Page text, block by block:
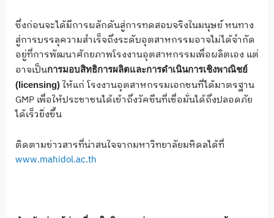
ซึ่งก่อนจะได้มีการผลักดันสู่การทดสอบจริงในมนุษย์ หนทาง
สู่การบรรลุความสำเร็จถึงระดับอุตสาหกรรมอาจไม่ได้จำกัด
อยู่ที่การพัฒนาศักยภาพโรงงานอุตสาหกรรมเพื่อผลิตเอง แต่
อาจเป็นการมอบสิทธิการผลิตและการดำเนินการเชิงพาณิชย์
(licensing) ให้แก่ โรงงานอุตสาหกรรมเอกชนที่ได้มาตรฐาน
GMP เพื่อให้ประชาชนได้เข้าถึงวัคซีนที่เชื่อมั่นได้ถึงปลอดภัย
ได้เร็วยิ่งขึ้น
ติดตามข่าวสารที่น่าสนใจจากมหาวิทยาลัยมหิดลได้ที่
www.mahidol.ac.th